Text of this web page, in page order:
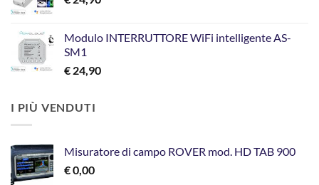
Modulo INTERRUTTORE WiFi intelligente AS-
SM1
€ 24,90
I PIÙ VENDUTI
Misuratore di campo ROVER mod. HD TAB 900
€0,00